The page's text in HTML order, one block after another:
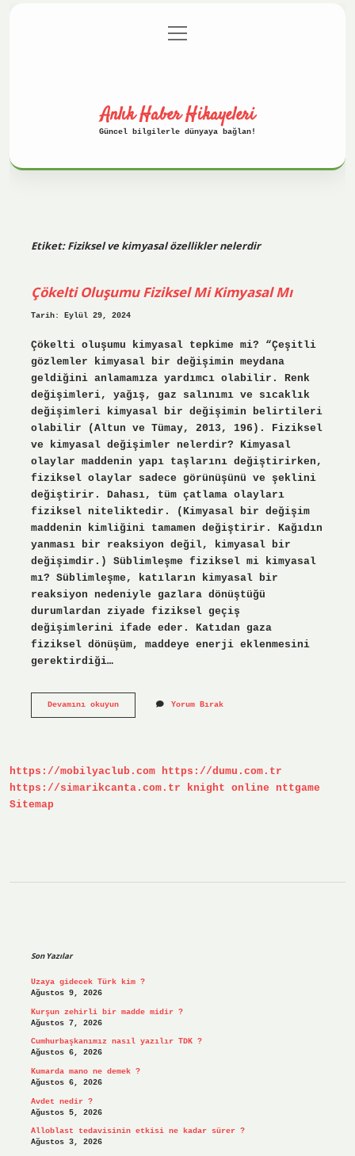
Gizlilik Politikası
menüyü
aç
Anlık Haber Hikayeleri
Güncel bilgilerle dünyaya bağlan!
Etiket:Fiziksel ve kimyasal özellikler nelerdir
Çökelti Oluşumu Fiziksel Mi Kimyasal Mı
Tarih: Eylül 29, 2024
Çökelti oluşumu kimyasal tepkime mi? “Çeşitli
gözlemler kimyasal bir değişimin meydana
geldiğini anlamamıza yardımcı olabilir. Renk
değişimleri, yağış, gaz salınımı ve sıcaklık
değişimleri kimyasal bir değişimin belirtileri
olabilir (Altun ve Tümay, 2013, 196). Fiziksel
ve kimyasal değişimler nelerdir? Kimyasal
olaylar maddenin yapı taşlarını değiştirirken,
fiziksel olaylar sadece görünüşünü ve şeklini
değiştirir. Dahası, tüm çatlama olayları
fiziksel niteliktedir. (Kimyasal bir değişim
maddenin kimliğini tamamen değiştirir. Kağıdın
yanması bir reaksiyon değil, kimyasal bir
değişimdir.) Süblimleşme fiziksel mi kimyasal
mı? Süblimleşme, katıların kimyasal bir
reaksiyon nedeniyle gazlara dönüştüğü
durumlardan ziyade fiziksel geçiş
değişimlerini ifade eder. Katıdan gaza
fiziksel dönüşüm, maddeye enerji eklenmesini
gerektirdiği…
Devamını okuyunÇökelti
Yorum Bırak
https://mobilyaclub.com https://dumu.com.tr
https://simarikcanta.com.tr
knight online
nttgame
Sitemap
Son Yazılar
Uzaya gidecek Türk kim ?
Ağustos 9, 2026
Kurşun zehirli bir madde midir ?
Ağustos 7, 2026
Cumhurbaşkanımız nasıl yazılır TDK ?
Ağustos 6, 2026
Kumarda mano ne demek ?
Ağustos 6, 2026
Avdet nedir ?
Ağustos 5, 2026
Alloblast tedavisinin etkisi ne kadar sürer ?
Ağustos 3, 2026